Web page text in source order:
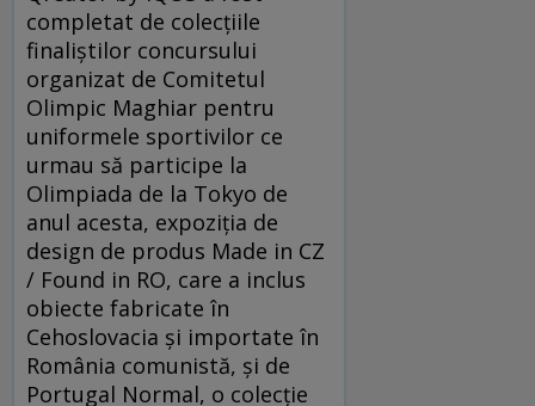
completat de colecțiile
finaliștilor concursului
organizat de Comitetul
Olimpic Maghiar pentru
uniformele sportivilor ce
urmau să participe la
Olimpiada de la Tokyo de
anul acesta, expoziția de
design de produs Made in CZ
/ Found in RO, care a inclus
obiecte fabricate în
Cehoslovacia și importate în
România comunistă, și de
Portugal Normal, o colecție